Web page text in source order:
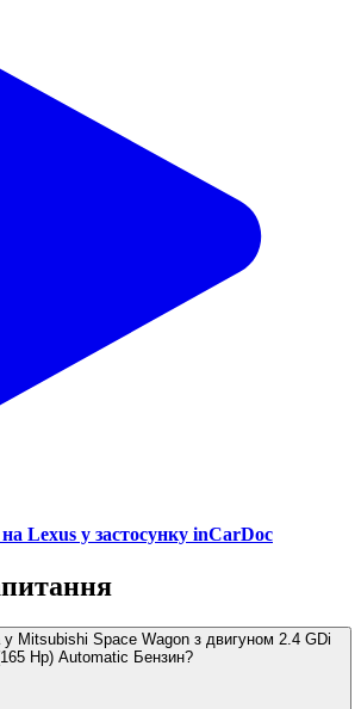
Lexus у застосунку inCarDoc
у Mitsubishi Space Wagon з двигуном 2.4 GDi
Hp) Automatic Бензин?